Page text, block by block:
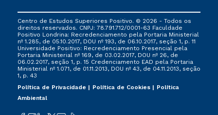
via FIES, Prouni e outros programas governamentais, e
não se acumula com nenhuma outra campanha
ofertada pela Instituição.
Centro de Estudos Superiores Positivo. © 2026 - Todos os
direitos reservados. CNPJ: 78.791.712/0001-63 Faculdade
Positivo Londrina: Recredenciamento pela Portaria Ministerial
nº 1.285, de 05.10.2017, DOU nº 193, de 06.10.2017, seção 1, p. 11
Universidade Positivo: Recredenciamento Presencial ​pela
Portaria Ministerial nº 169, de 03.02.2017, DOU nº 26, de
06.02.2017, seção 1, p. 15 Credenciamento EAD pela Portaria
Ministerial nº 1.071, de 01.11.2013, DOU nº 43, de 04.11.2013, seção
1, p. 43
Política de Privacidade
Política de Cookies
Política
Ambiental